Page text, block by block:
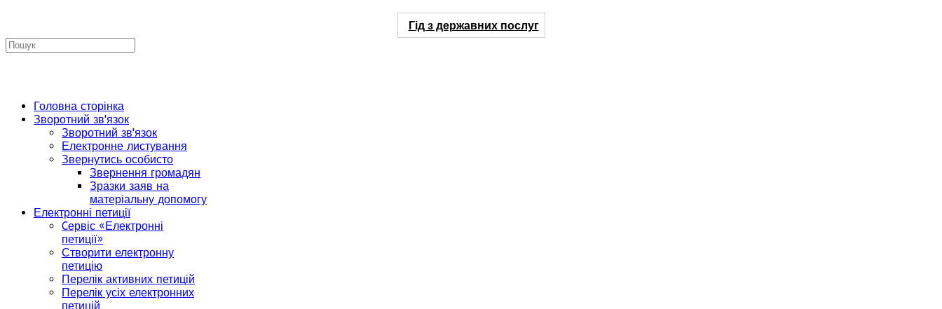
Гід з державних послуг
Головна сторінка
Зворотний зв'язок
Зворотний зв'язок
Електронне листування
Звернутись особисто
Звернення громадян
Зразки заяв на
матеріальну допомогу
Електронні петиції
Cервіс «Електронні
петиції»
Створити електронну
петицію
Перелік активних петицій
Перелік усіх електронних
петицій